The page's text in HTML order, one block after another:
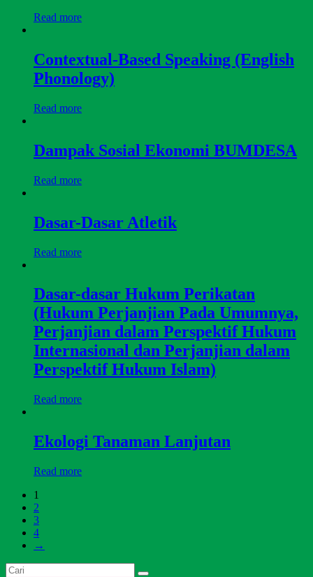
Read more
Contextual-Based Speaking (English
Phonology)
Read more
Dampak Sosial Ekonomi BUMDESA
Read more
Dasar-Dasar Atletik
Read more
Dasar-dasar Hukum Perikatan
(Hukum Perjanjian Pada Umumnya,
Perjanjian dalam Perspektif Hukum
Internasional dan Perjanjian dalam
Perspektif Hukum Islam)
Read more
Ekologi Tanaman Lanjutan
Read more
1
2
3
4
→